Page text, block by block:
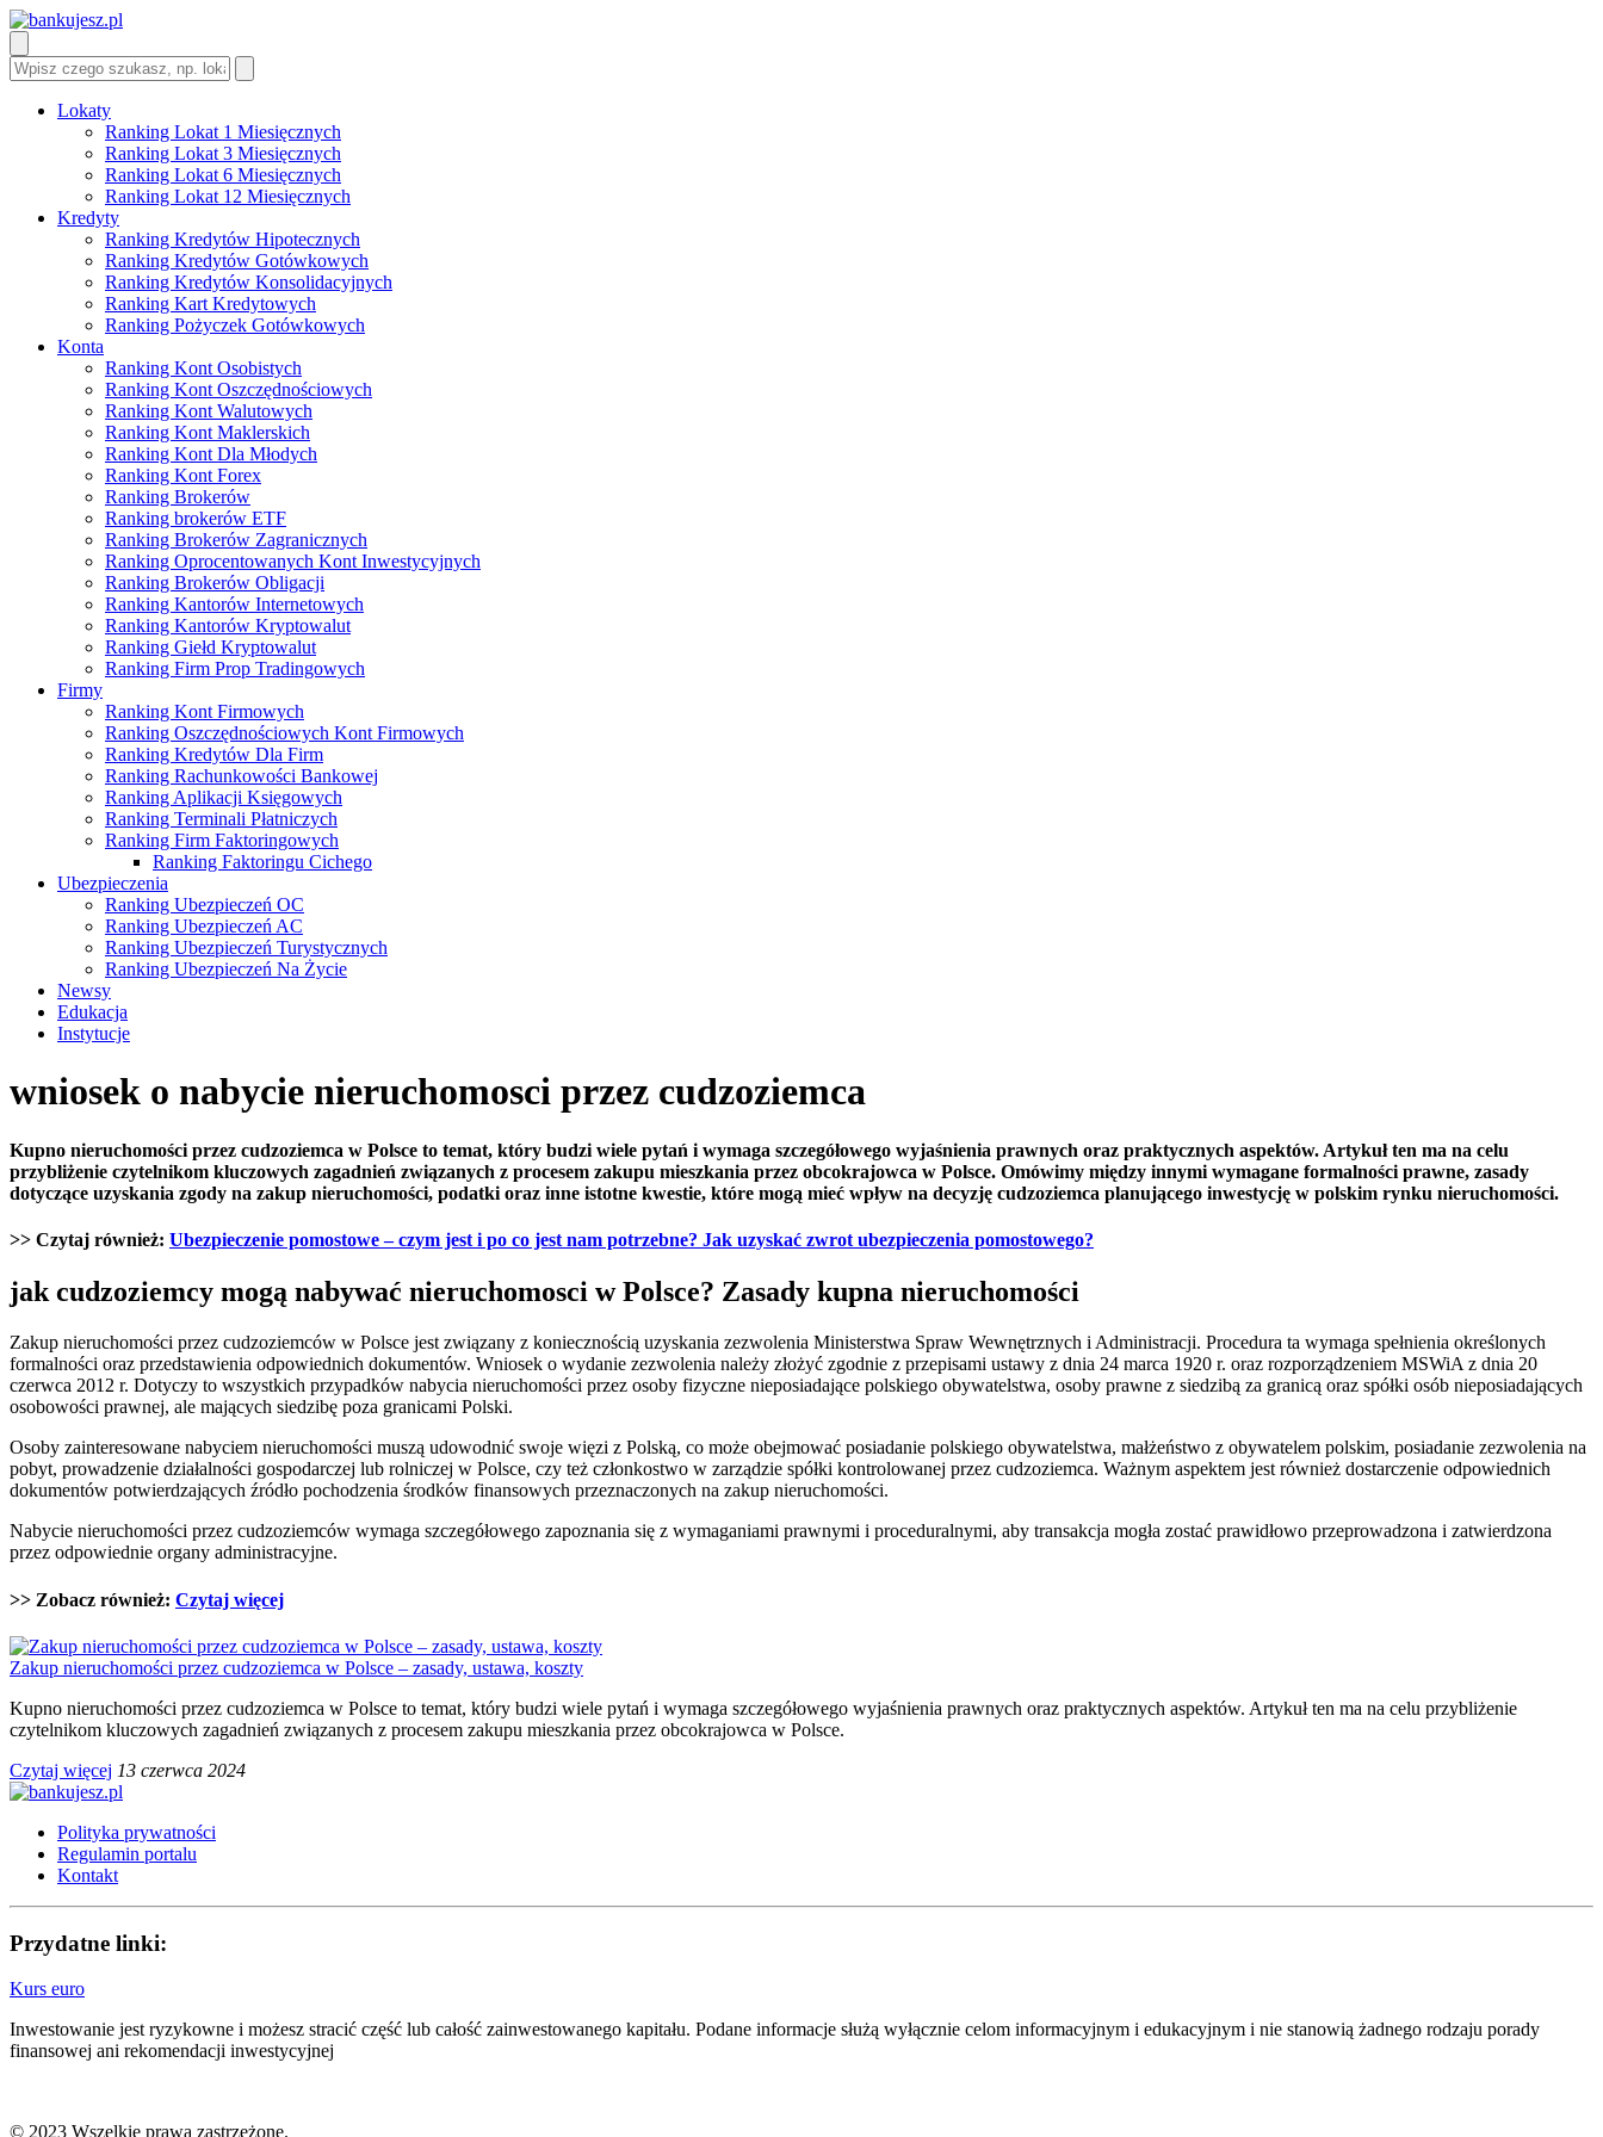
Lokaty
Ranking Lokat 1 Miesięcznych
Ranking Lokat 3 Miesięcznych
Ranking Lokat 6 Miesięcznych
Ranking Lokat 12 Miesięcznych
Kredyty
Ranking Kredytów Hipotecznych
Ranking Kredytów Gotówkowych
Ranking Kredytów Konsolidacyjnych
Ranking Kart Kredytowych
Ranking Pożyczek Gotówkowych
Konta
Ranking Kont Osobistych
Ranking Kont Oszczędnościowych
Ranking Kont Walutowych
Ranking Kont Maklerskich
Ranking Kont Dla Młodych
Ranking Kont Forex
Ranking Brokerów
Ranking brokerów ETF
Ranking Brokerów Zagranicznych
Ranking Oprocentowanych Kont Inwestycyjnych
Ranking Brokerów Obligacji
Ranking Kantorów Internetowych
Ranking Kantorów Kryptowalut
Ranking Giełd Kryptowalut
Ranking Firm Prop Tradingowych
Firmy
Ranking Kont Firmowych
Ranking Oszczędnościowych Kont Firmowych
Ranking Kredytów Dla Firm
Ranking Rachunkowości Bankowej
Ranking Aplikacji Księgowych
Ranking Terminali Płatniczych
Ranking Firm Faktoringowych
Ranking Faktoringu Cichego
Ubezpieczenia
Ranking Ubezpieczeń OC
Ranking Ubezpieczeń AC
Ranking Ubezpieczeń Turystycznych
Ranking Ubezpieczeń Na Życie
Newsy
Edukacja
Instytucje
wniosek o nabycie nieruchomosci przez cudzoziemca
Kupno nieruchomości przez cudzoziemca w Polsce to temat, który budzi wiele pytań i wymaga szczegółowego wyjaśnienia prawnych oraz praktycznych aspektów. Artykuł ten ma na celu
przybliżenie czytelnikom kluczowych zagadnień związanych z procesem zakupu mieszkania przez obcokrajowca w Polsce. Omówimy między innymi wymagane formalności prawne, zasady
dotyczące uzyskania zgody na zakup nieruchomości, podatki oraz inne istotne kwestie, które mogą mieć wpływ na decyzję cudzoziemca planującego inwestycję w polskim rynku nieruchomości.
>> Czytaj również: Ubezpieczenie pomostowe – czym jest i po co jest nam potrzebne? Jak uzyskać zwrot ubezpieczenia pomostowego?
jak cudzoziemcy mogą nabywać nieruchomosci w Polsce? Zasady kupna nieruchomości
Zakup nieruchomości przez cudzoziemców w Polsce jest związany z koniecznością uzyskania zezwolenia Ministerstwa Spraw Wewnętrznych i Administracji. Procedura ta wymaga spełnienia określonych
formalności oraz przedstawienia odpowiednich dokumentów. Wniosek o wydanie zezwolenia należy złożyć zgodnie z przepisami ustawy z dnia 24 marca 1920 r. oraz rozporządzeniem MSWiA z dnia 20
czerwca 2012 r. Dotyczy to wszystkich przypadków nabycia nieruchomości przez osoby fizyczne nieposiadające polskiego obywatelstwa, osoby prawne z siedzibą za granicą oraz spółki osób nieposiadających
osobowości prawnej, ale mających siedzibę poza granicami Polski.
Osoby zainteresowane nabyciem nieruchomości muszą udowodnić swoje więzi z Polską, co może obejmować posiadanie polskiego obywatelstwa, małżeństwo z obywatelem polskim, posiadanie zezwolenia na
pobyt, prowadzenie działalności gospodarczej lub rolniczej w Polsce, czy też członkostwo w zarządzie spółki kontrolowanej przez cudzoziemca. Ważnym aspektem jest również dostarczenie odpowiednich
dokumentów potwierdzających źródło pochodzenia środków finansowych przeznaczonych na zakup nieruchomości.
Nabycie nieruchomości przez cudzoziemców wymaga szczegółowego zapoznania się z wymaganiami prawnymi i proceduralnymi, aby transakcja mogła zostać prawidłowo przeprowadzona i zatwierdzona
przez odpowiednie organy administracyjne.
>> Zobacz również: Czytaj więcej
Zakup nieruchomości przez cudzoziemca w Polsce – zasady, ustawa, koszty
Kupno nieruchomości przez cudzoziemca w Polsce to temat, który budzi wiele pytań i wymaga szczegółowego wyjaśnienia prawnych oraz praktycznych aspektów. Artykuł ten ma na celu przybliżenie
czytelnikom kluczowych zagadnień związanych z procesem zakupu mieszkania przez obcokrajowca w Polsce.
Czytaj więcej 13 czerwca 2024
Polityka prywatności
Regulamin portalu
Kontakt
Przydatne linki:
Kurs euro
Inwestowanie jest ryzykowne i możesz stracić część lub całość zainwestowanego kapitału. Podane informacje służą wyłącznie celom informacyjnym i edukacyjnym i nie stanowią żadnego rodzaju porady
finansowej ani rekomendacji inwestycyjnej
© 2023 Wszelkie prawa zastrzeżone.